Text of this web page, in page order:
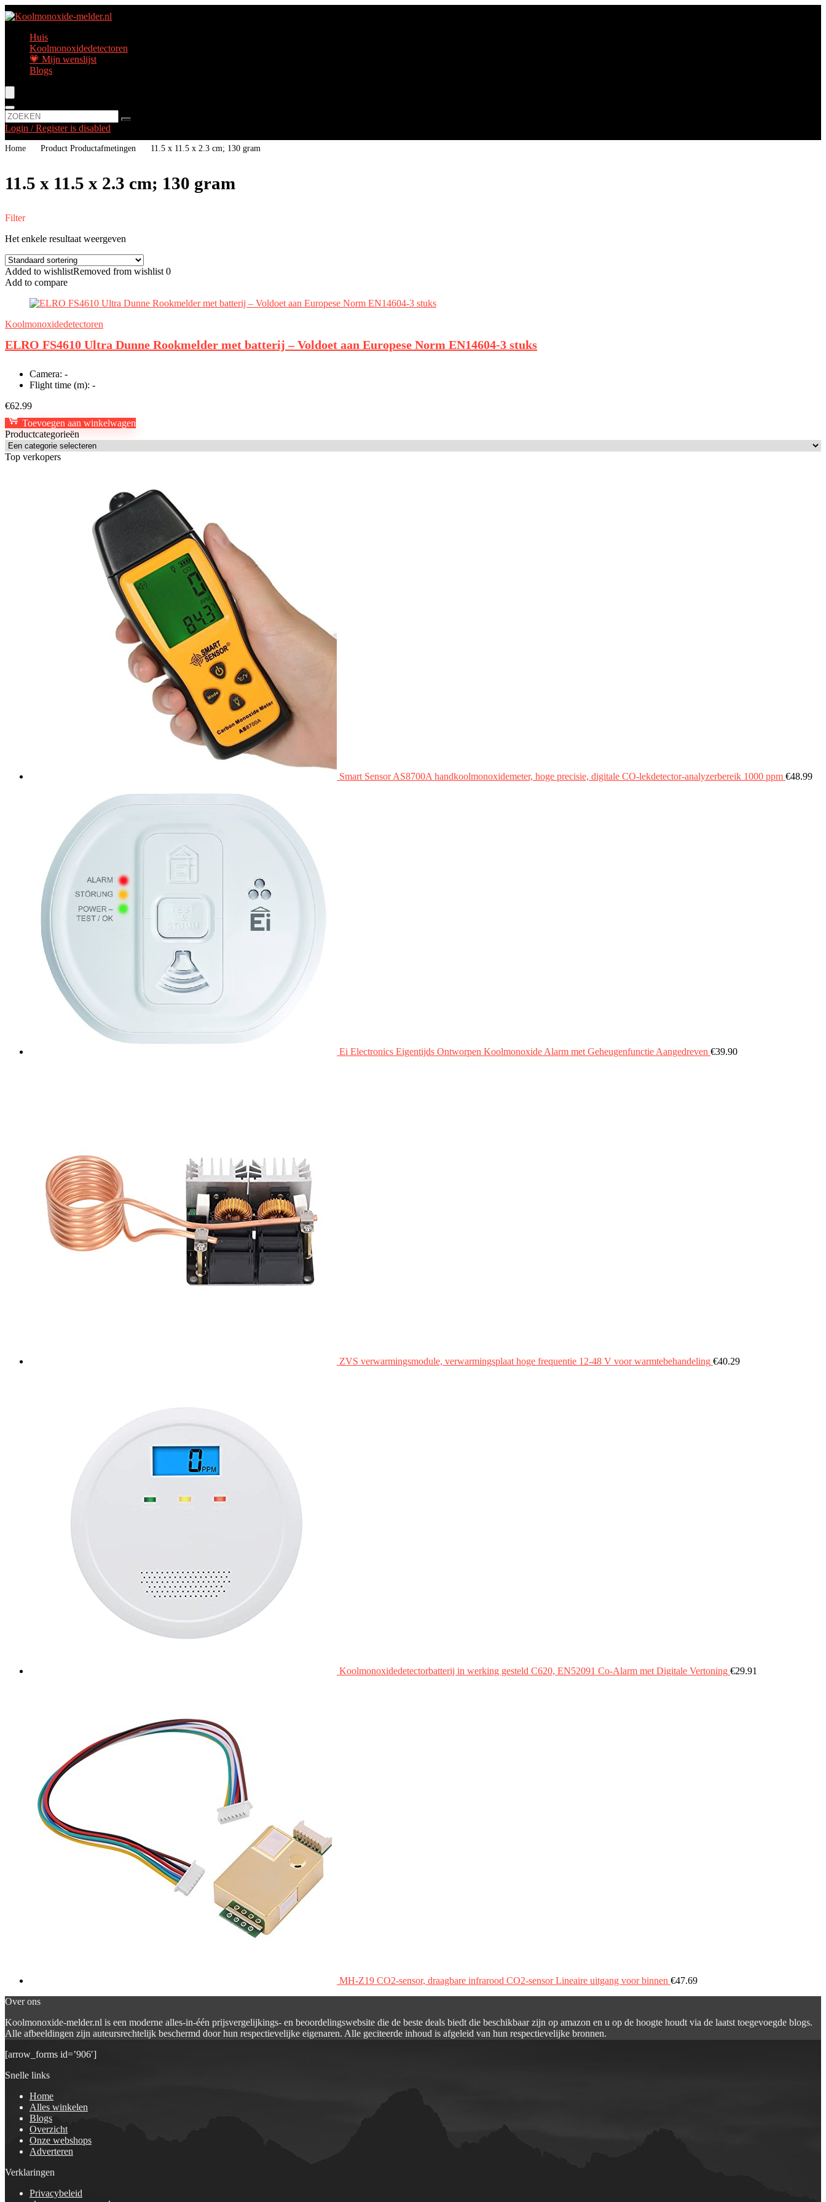
Huis
Koolmonoxidedetectoren
💗 Mijn wenslijst
Blogs
Login / Register is disabled
Home Product Productafmetingen ‎11.5 x 11.5 x 2.3 cm; 130 gram
‎11.5 x 11.5 x 2.3 cm; 130 gram
Filter
Het enkele resultaat weergeven
Added to wishlistRemoved from wishlist 0
Add to compare
Koolmonoxidedetectoren
ELRO FS4610 Ultra Dunne Rookmelder met batterij – Voldoet aan Europese Norm EN14604-3 stuks
Camera: -
Flight time (m): -
€62.99
Toevoegen aan winkelwagen
Productcategorieën
Top verkopers
Smart Sensor AS8700A handkoolmonoxidemeter, hoge precisie, digitale CO-lekdetector-analyzerbereik 1000 ppm €48.99
Ei Electronics Eigentijds Ontworpen Koolmonoxide Alarm met Geheugenfunctie Aangedreven €39.90
ZVS verwarmingsmodule, verwarmingsplaat hoge frequentie 12‑48 V voor warmtebehandeling €40.29
Koolmonoxidedetectorbatterij in werking gesteld C620, EN52091 Co-Alarm met Digitale Vertoning €29.91
MH-Z19 CO2-sensor, draagbare infrarood CO2-sensor Lineaire uitgang voor binnen €47.69
Over ons
Koolmonoxide-melder.nl is een moderne alles-in-één prijsvergelijkings- en beoordelingswebsite die de beste deals biedt die beschikbaar zijn op amazon en u op de hoogte houdt via de laatst toegevoegde blogs.
Alle afbeeldingen zijn auteursrechtelijk beschermd door hun respectievelijke eigenaren. Alle geciteerde inhoud is afgeleid van hun respectievelijke bronnen.
[arrow_forms id=’906′]
Snelle links
Home
Alles winkelen
Blogs
Overzicht
Onze webshops
Adverteren
Verklaringen
Privacybeleid